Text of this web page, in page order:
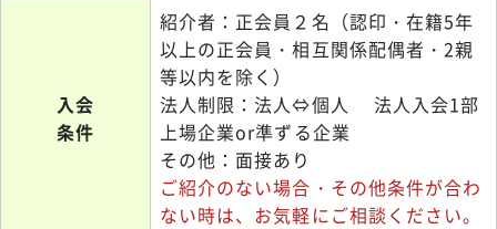
入会
条件
紹介者：正会員２名（認印・在籍5年
以上の正会員・相互関係配偶者・2親
等以内を除く）
法人制限：法人⇔個人 法人入会1部
上場企業or準ずる企業
その他：面接あり
ご紹介のない場合・その他条件が合わ
ない時は、お気軽にご相談ください。